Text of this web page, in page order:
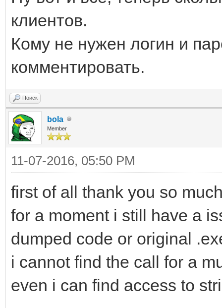
клиентов.
Кому не нужен логин и
комментировать.
Поиск
bola
Member
11-07-2016, 05:50 PM
first of all thank you so
for a moment i still have a
dumped code or original
i cannot find the call for a
even i can find access to